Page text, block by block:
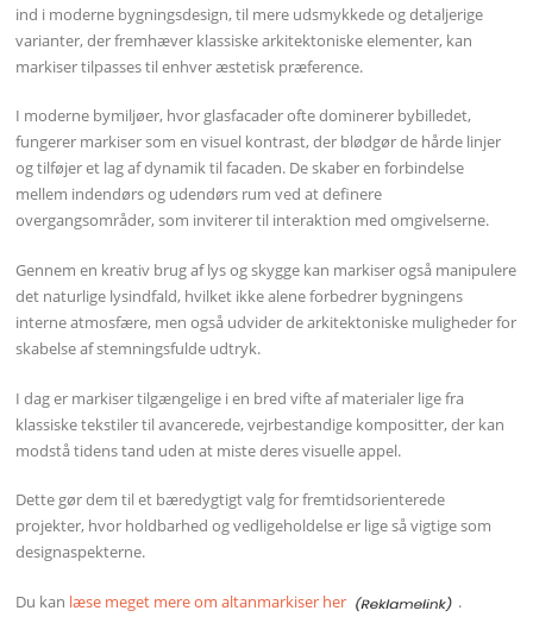
ind i moderne bygningsdesign, til mere udsmykkede og detaljerige
varianter, der fremhæver klassiske arkitektoniske elementer, kan
markiser tilpasses til enhver æstetisk præference.
I moderne bymiljøer, hvor glasfacader ofte dominerer bybilledet,
fungerer markiser som en visuel kontrast, der blødgør de hårde linjer
og tilføjer et lag af dynamik til facaden. De skaber en forbindelse
mellem indendørs og udendørs rum ved at definere
overgangsområder, som inviterer til interaktion med omgivelserne.
Gennem en kreativ brug af lys og skygge kan markiser også manipulere
det naturlige lysindfald, hvilket ikke alene forbedrer bygningens
interne atmosfære, men også udvider de arkitektoniske muligheder for
skabelse af stemningsfulde udtryk.
I dag er markiser tilgængelige i en bred vifte af materialer lige fra
klassiske tekstiler til avancerede, vejrbestandige kompositter, der kan
modstå tidens tand uden at miste deres visuelle appel.
Dette gør dem til et bæredygtigt valg for fremtidsorienterede
projekter, hvor holdbarhed og vedligeholdelse er lige så vigtige som
designaspekterne.
Du kan læse meget mere om altanmarkiser her .